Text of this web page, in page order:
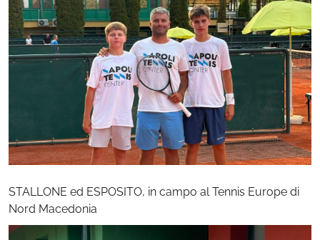
STALLONE ed ESPOSITO, in campo al Tennis Europe di
Nord Macedonia